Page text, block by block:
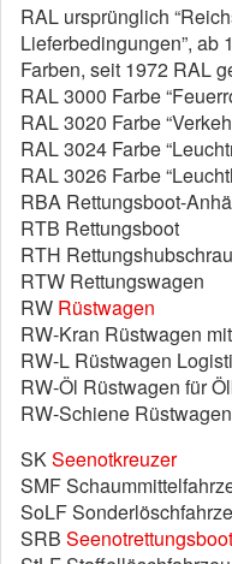
RAL ursprünglich
Lieferbedingungen”, ab
Farben, seit 1972 RAL
RAL 3000 Farbe
RAL 3020 Farbe
RAL 3024 Farbe
RAL 3026 Farbe
RBA Rettungsboot-
RTB Rettungsboot
RTH
RTW Rettungswagen
RW Rüstwagen
RW-Kran Rüstwagen
RW-L Rüstwagen
RW-Öl Rüstwagen für
RW-Schiene
SKSeenotkreuzer
SMF
SoLF
SRB Seenotrettungsboot